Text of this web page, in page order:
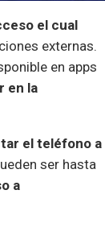
el cual
externas.
en apps
en la
el teléfono a
ser hasta
a